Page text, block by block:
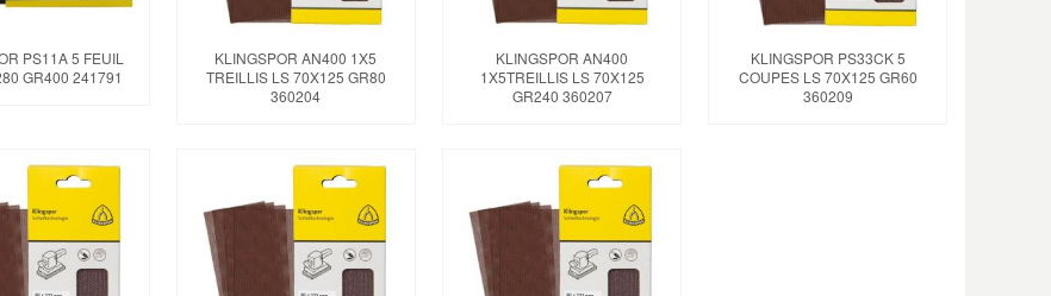
PS11A 5 FEUIL
GR400 241791
KLINGSPOR AN400 1X5
TREILLIS LS 70X125 GR80
360204
KLINGSPOR AN400
1X5TREILLIS LS 70X125
GR240 360207
KLINGSPOR PS33CK 5
COUPES LS 70X125 GR60
360209